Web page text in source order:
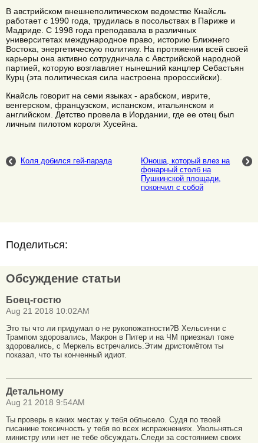
В австрийском внешнеполитическом ведомстве Кнайсль
работает с 1990 года, трудилась в посольствах в Париже и
Мадриде. С 1998 года преподавала в различных
университетах международное право, историю Ближнего
Востока, энергетическую политику. На протяжении всей своей
карьеры она активно сотрудничала с Австрийской народной
партией, которую возглавляет нынешний канцлер Себастьян
Курц (эта политическая сила настроена пророссийски).
Кнайсль говорит на семи языках - арабском, иврите,
венгерском, французском, испанском, итальянском и
английском. Детство провела в Иордании, где ее отец был
личным пилотом короля Хусейна.
Коля добился гей-парада
Юноша, который влез на
фонарный столб на
Пушкинской площади,
покончил с собой
Поделиться:
Обсуждение статьи
Боец-гостю
Aug 21 2018 10:02AM
Это ты что ли придумал о не рукопожатности?В Хельсинки с
Трампом здоровались, Макрон в Питер и на ЧМ приезжал тоже
здоровались, с Меркель встречались.Этим дристомётом ты
показал, что ты конченный идиот.
Детальному
Aug 21 2018 9:54AM
Ты проверь в каких местах у тебя облысело. Судя по твоей
писанине токсичность у тебя во всех испражнениях. Увольняться
министру или нет не тебе обсуждать.Следи за состоянием своих